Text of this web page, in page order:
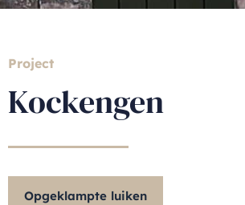
Project
Kockengen
Opgeklampte luiken